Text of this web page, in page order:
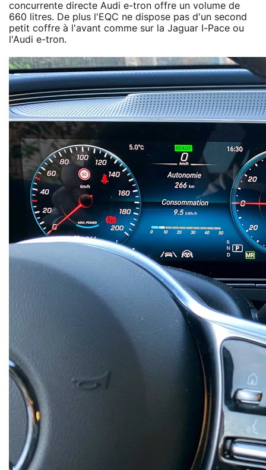
concurrente directe Audi e-tron offre un volume de
660 litres. De plus l'EQC ne dispose pas d'un second
petit coffre à l'avant comme sur la Jaguar I-Pace ou
l'Audi e-tron.